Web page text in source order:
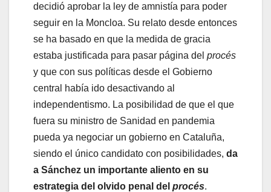
decidió aprobar la ley de amnistía para poder
seguir en la Moncloa. Su relato desde entonces
se ha basado en que la medida de gracia
estaba justificada para pasar página del procés
y que con sus políticas desde el Gobierno
central había ido desactivando al
independentismo. La posibilidad de que el que
fuera su ministro de Sanidad en pandemia
pueda ya negociar un gobierno en Cataluña,
siendo el único candidato con posibilidades, da
a Sánchez un importante aliento en su
estrategia del olvido penal del procés.